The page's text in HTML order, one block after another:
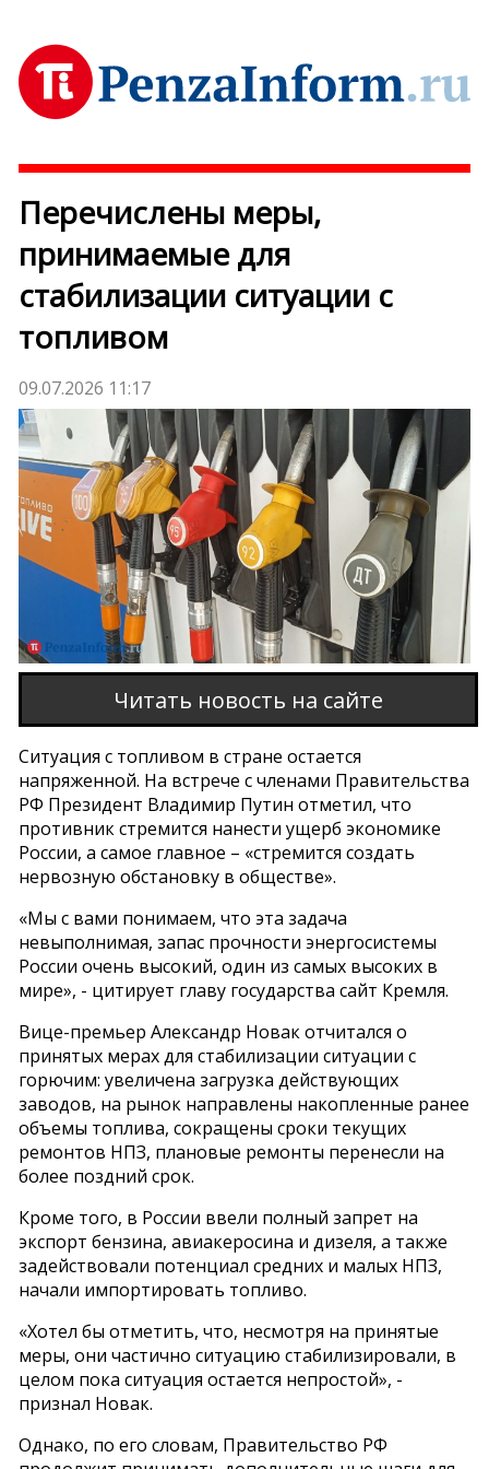
Перечислены меры,
принимаемые для
стабилизации ситуации с
топливом
09.07.2026 11:17
Читать новость на сайте
Ситуация с топливом в стране остается
напряженной. На встрече с членами Правительства
РФ Президент Владимир Путин отметил, что
противник стремится нанести ущерб экономике
России, а самое главное – «стремится создать
нервозную обстановку в обществе».
«Мы с вами понимаем, что эта задача
невыполнимая, запас прочности энергосистемы
России очень высокий, один из самых высоких в
мире», - цитирует главу государства сайт Кремля.
Вице-премьер Александр Новак отчитался о
принятых мерах для стабилизации ситуации с
горючим: увеличена загрузка действующих
заводов, на рынок направлены накопленные ранее
объемы топлива, сокращены сроки текущих
ремонтов НПЗ, плановые ремонты перенесли на
более поздний срок.
Кроме того, в России ввели полный запрет на
экспорт бензина, авиакеросина и дизеля, а также
задействовали потенциал средних и малых НПЗ,
начали импортировать топливо.
«Хотел бы отметить, что, несмотря на принятые
меры, они частично ситуацию стабилизировали, в
целом пока ситуация остается непростой», -
признал Новак.
Однако, по его словам, Правительство РФ